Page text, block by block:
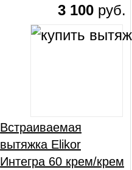
3 100 руб.
Встраиваемая
вытяжка Elikor
Интегра 60 крем/крем